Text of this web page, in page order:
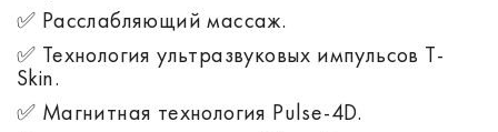
✅ Расслабляющий массаж.
✅ Технология ультразвуковых импульсов T-
Skin.
✅ Магнитная технология Pulse-4D.